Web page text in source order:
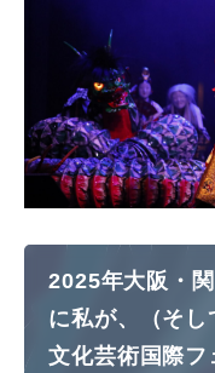
2025年大阪・
に私が、（そ
文化芸術国際フ